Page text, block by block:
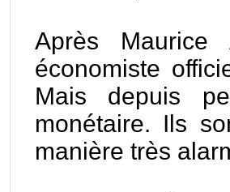
Après Maurice
économiste
Mais depuis
monétaire. Ils
manière très